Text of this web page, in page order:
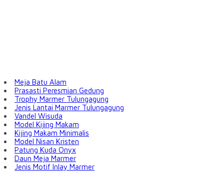
Meja Batu Alam
Prasasti Peresmian Gedung
Trophy Marmer Tulungagung
Jenis Lantai Marmer Tulungagung
Vandel Wisuda
Model Kijing Makam
Kijing Makam Minimalis
Model Nisan Kristen
Patung Kuda Onyx
Daun Meja Marmer
Jenis Motif Inlay Marmer